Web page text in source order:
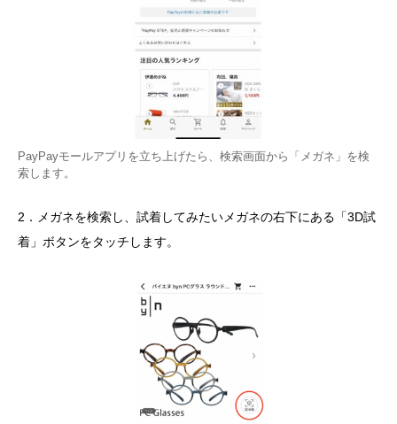
PayPayモールアプリを立ち上げたら、検索画面から「メガネ」を検
索します。
2．メガネを検索し、試着してみたいメガネの右下にある「3D試
着」ボタンをタッチします。